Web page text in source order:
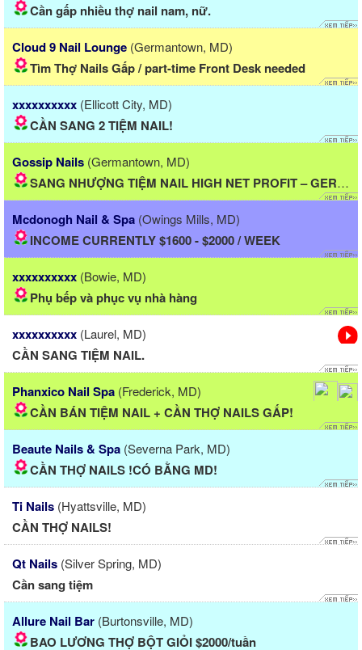
Cần gấp nhiều thợ nail nam, nữ.
Cloud 9 Nail Lounge (Germantown, MD)
Tìm Thợ Nails Gấp / part-time Front Desk needed
xxxxxxxxxx (Ellicott City, MD)
CẦN SANG 2 TIỆM NAIL!
Gossip Nails (Germantown, MD)
SANG NHƯỢNG TIỆM NAIL HIGH NET PROFIT – GERMANTOWN,...
Mcdonogh Nail & Spa (Owings Mills, MD)
INCOME CURRENTLY $1600 - $2000 / WEEK
xxxxxxxxxx (Bowie, MD)
Phụ bếp và phục vụ nhà hàng
xxxxxxxxxx (Laurel, MD)
CẦN SANG TIỆM NAIL.
Phanxico Nail Spa (Frederick, MD)
CẦN BÁN TIỆM NAIL + CẦN THỢ NAILS GẤP!
Beaute Nails & Spa (Severna Park, MD)
CẦN THỢ NAILS !CÓ BẰNG MD!
Ti Nails (Hyattsville, MD)
CẦN THỢ NAILS!
Qt Nails (Silver Spring, MD)
Cần sang tiệm
Allure Nail Bar (Burtonsville, MD)
BAO LƯƠNG THỢ BỘT GIỎI $2000/tuần